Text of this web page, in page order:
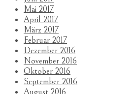
Mai 2017
April 2017
März 2017
Februar 2017
Dezember 2016
November 2016
Oktober 2016
September 2016